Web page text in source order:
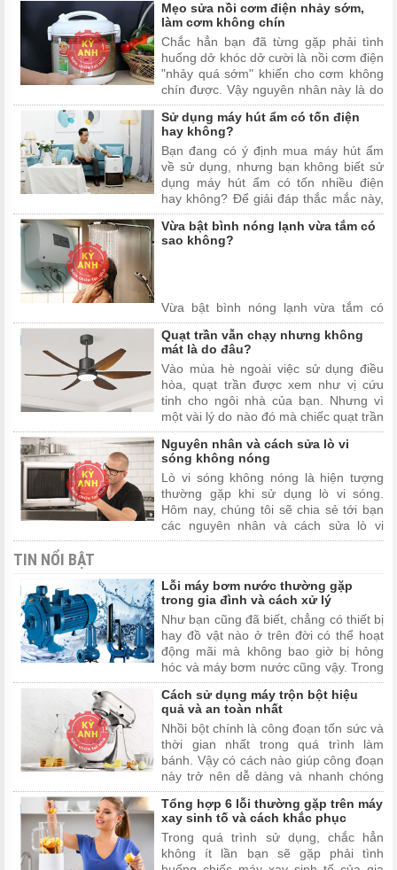
Mẹo sửa nồi cơm điện nhảy sớm,
làm cơm không chín
Chắc hẳn bạn đã từng gặp phải tình
huống dở khóc dở cười là nồi cơm điện
"nhảy quá sớm" khiến cho cơm không
chín được. Vậy nguyên nhân này là do
đâu? Cách sửa chữa như thế nào?
Hãy theo dõi bài viết dưới đây để tìm
câu trả lời.
Sử dụng máy hút ẩm có tốn điện
hay không?
Bạn đang có ý định mua máy hút ẩm
về sử dụng, nhưng bạn không biết sử
dụng máy hút ẩm có tốn nhiều điện
hay không? Để giải đáp thắc mắc này,
mời bạn đọc hãy cùng Kỳ Anh Sửa
Chữa Tại Nhà đi tìm câu trả lời cho câu
hỏi "sử dụng máy hút ẩm có tốn điện
Vừa bật bình nóng lạnh vừa tắm có
sao không?
Vừa bật bình nóng lạnh vừa tắm có
sao không?, đang là câu hỏi được
nhiều người sử dụng quan tâm. Nhất là
khi thời tiết nước ta đang bắt đầu trời
trở lạnh, nhu cầu sử dụng bình nóng
lạnh ngày càng tăng. Để giải đáp thắc
mắc này mời bạn tham ...
Quạt trần vẫn chạy nhưng không
mát là do đâu?
Vào mùa hè ngoài việc sử dụng điều
hòa, quạt trần được xem như vị cứu
tinh cho ngôi nhà của bạn. Nhưng vì
một vài lý do nào đó mà chiếc quạt trần
nhà bạn bật lên lại không mát. Hãy
cùng chúng tôi đi tìm câu trả lời chính
xác nhất trong vài viết này nhé
Nguyên nhân và cách sửa lò vi
sóng không nóng
Lò vi sóng không nóng là hiện tượng
thường gặp khi sử dụng lò vi sóng.
Hôm nay, chúng tôi sẽ chia sẻ tới bạn
các nguyên nhân và cách sửa lò vi
sóng không nóng mà bất cứ ai cũng có
TIN NỔI BẬT
Lỗi máy bơm nước thường gặp
trong gia đình và cách xử lý
Như bạn cũng đã biết, chẳng có thiết bị
hay đồ vật nào ở trên đời có thể hoạt
động mãi mà không bao giờ bị hỏng
hóc và máy bơm nước cũng vậy. Trong
bài viết này chúng tôi sẽ giới thiệu cho
bạn các lỗi thường gặp khi sử dụng
máy bơm nước và cách khắc phục.
Cách sử dụng máy trộn bột hiệu
quả và an toàn nhất
Nhồi bột chính là công đoạn tốn sức và
thời gian nhất trong quá trình làm
bánh. Vậy có cách nào giúp công đoạn
này trở nên dễ dàng và nhanh chóng
hơn không? Câu trả lời chính máy trộn
bột đa năng. Và trong bài viết này,
chúng tôi sẽ tiết lộ cách sử dụng máy
trộn bột hiệu quả và an toàn nhất để
bạn đọc tham khảo.
Tổng hợp 6 lỗi thường gặp trên máy
xay sinh tố và cách khắc phục
Trong quá trình sử dụng, chắc hẳn
không ít lần bạn sẽ gặp phải tình